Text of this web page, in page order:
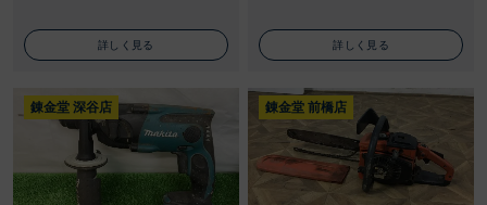
詳しく見る 詳しく見る
錬金堂 深谷店 錬金堂 前橋店